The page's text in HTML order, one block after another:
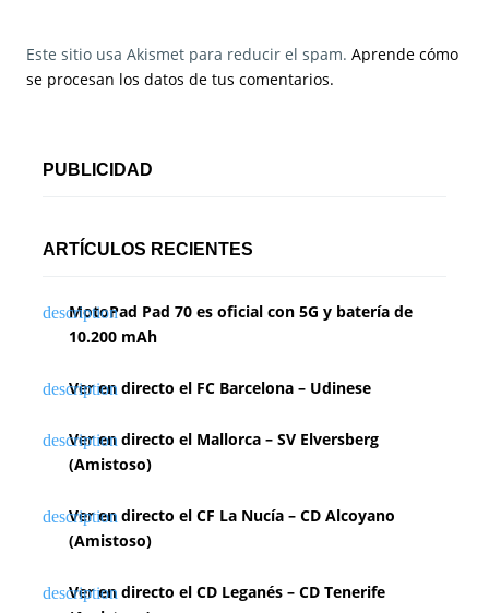
Este sitio usa Akismet para reducir el spam. Aprende cómo
se procesan los datos de tus comentarios.
PUBLICIDAD
ARTÍCULOS RECIENTES
MotoPad Pad 70 es oficial con 5G y batería de
10.200 mAh
Ver en directo el FC Barcelona – Udinese
Ver en directo el Mallorca – SV Elversberg
(Amistoso)
Ver en directo el CF La Nucía – CD Alcoyano
(Amistoso)
Ver en directo el CD Leganés – CD Tenerife